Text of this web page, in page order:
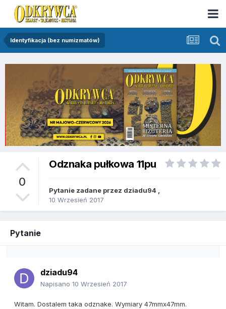
Identyfikacja (bez numizmatów)
0
Odznaka pułkowa 11pu
Pytanie zadane przez dziadu94
10 Wrzesień 2017
Pytanie
dziadu94
Napisano 10 Wrzesień 2017
Witam. Dostalem taka odznake. Wymiary 47mmx47mm.